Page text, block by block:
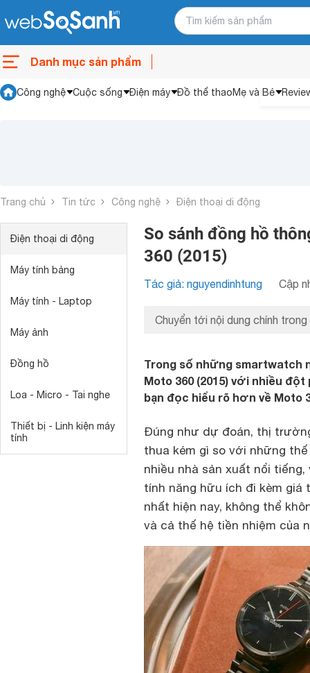
Danh mục sản phẩm
Công nghệ Cuộc sống Điện máy Đồ thể thaoMẹ và Bé
Trang chủ Tin tức Công nghệ Điện thoại di động
Điện thoại di động
Máy tính bảng
Máy tính - Laptop
Máy ảnh
Đồng hồ
Loa - Micro - Tai nghe
Thiết bị - Linh kiện máy
tính
So sánh đồng hồ
360 (2015)
Tác giả: nguyendinhtung Cập
Chuyển tới nội dung chính trong
Trong số những smartwatch
Moto 360 (2015) với nhiều
bạn đọc hiểu rõ hơn về Moto
Đúng như dự đoán, thị
thua kém gì so với những
nhiều nhà sản xuất nổi
tính năng hữu ích đi kèm giá
nhất hiện nay, không thể
và cả thế hệ tiền nhiệm của